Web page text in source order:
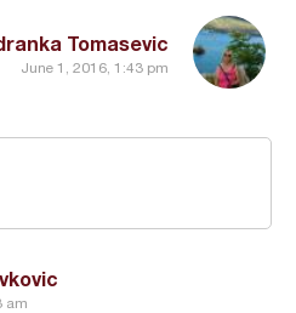
Tomasevic
June 1, 2016, 1:43 pm
am